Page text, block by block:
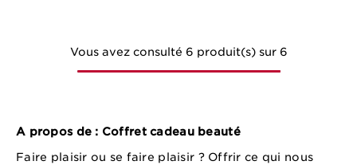
Vous avez consulté 6 produit(s) sur 6
A propos de : Coffret cadeau beauté
Faire plaisir ou se faire plaisir ? Offrir ce qui nous